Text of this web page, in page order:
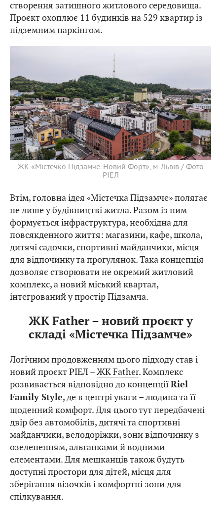
створення затишного житлового середовища.
Проєкт охоплює 11 будинків на 529 квартир із
підземним паркінгом.
ЖК «Містечко Підзамче. Новий Форт», м. Львів / Фото
РІЕЛ
Втім, головна ідея «Містечка Підзамче» полягає
не лише у будівництві житла. Разом із ним
формується інфраструктура, необхідна для
повсякденного життя: магазини, кафе, школа,
дитячі садочки, спортивні майданчики, місця
для відпочинку та прогулянок. Така концепція
дозволяє створювати не окремий житловий
комплекс, а новий міський квартал,
інтегрований у простір Підзамча.
ЖК Father – новий проєкт у
складі «Містечка Підзамче»
Логічним продовженням цього підходу став і
новий проєкт РІЕЛ –ЖК Father. Комплекс
розвивається відповідно до концепціїRiel
Family Style, де в центрі уваги – людина та її
щоденний комфорт. Для цього тут передбачені
двір без автомобілів, дитячі та спортивні
майданчики, велодоріжки, зони відпочинку з
озелененням, альтанками й водними
елементами. Для мешканців також будуть
доступні простори для дітей, місця для
зберігання візочків і комфортні зони для
спілкування.